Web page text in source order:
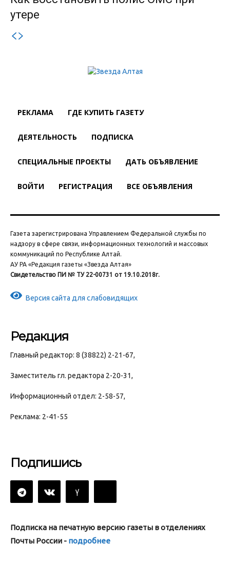
утере
РЕКЛАМА ГДЕ КУПИТЬ ГАЗЕТУ
ДЕЯТЕЛЬНОСТЬ ПОДПИСКА
СПЕЦИАЛЬНЫЕ ПРОЕКТЫ ДАТЬ ОБЪЯВЛЕНИЕ
ВОЙТИ РЕГИСТРАЦИЯ ВСЕ ОБЪЯВЛЕНИЯ
Газета зарегистрирована Управлением Федеральной службы по
надзору в сфере связи, информационных технологий и массовых
коммуникаций по Республике Алтай.
АУ РА «Редакция газеты «Звезда Алтая»
Свидетельство ПИ № ТУ 22-00731 от 19.10.2018г.
Версия сайта для слабовидящих
Редакция
Главный редактор: 8 (38822) 2-21-67,
Заместитель гл. редактора 2-20-31,
Информационный отдел: 2-58-57,
Реклама: 2-41-55
Подпишись
Подписка на печатную версию газеты в отделениях
Почты России - подробнее